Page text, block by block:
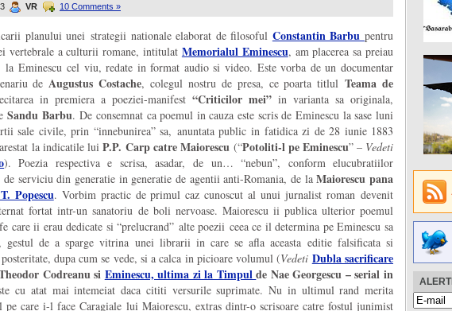
VR 10 Comments »
planului unei strategii nationale elaborat de filosoful Constantin Barbupentru
vertebrale a culturii romane, intitulat Memorialul Eminescu, am placerea sa preiau
Eminescu cel viu, redate in format audio si video. Este vorba de un documentar
de Augustus Costache, colegul nostru de presa, ce poarta titlulTeama de
in premiera a poeziei-manifest “Criticilor mei” in varianta sa originala,
Sandu Barbu. De consemnat ca poemul in cauza este scris de Eminescu la sase luni
sale civile, prin “innebunirea” sa, anuntata public in fatidica zi de 28 iunie 1883
la indicatile luiP.P. Carp catre Maiorescu (“Potoliti-l pe Eminescu” – Vedeti
). Poezia respectiva e scrisa, asadar, de un… “nebun”, conform elucubratiilor
serviciu din generatie in generatie de agentii anti-Romania, de laMaiorescu pana
Popescu. Vorbim practic de primul caz cunoscut al unui jurnalist roman devenit
fortat intr-un sanatoriu de boli nervoase. Maiorescu ii publica ulterior poemul
care ii erau dedicate si “prelucrand” alte poezii ceea ce il determina pe Eminescu sa
gestul de a sparge vitrina unei librarii in care se afla aceasta editie falsificata si
dupa cum se vede, si a calca in picioare volumul (Vedeti Dubla sacrificare
Codreanu si Eminescu, ultima zi la Timpulde Nae Georgescu – serial in
cu atat mai intemeiat daca cititi versurile suprimate. Nu in ultimul rand merita
pe care i-l face Caragiale lui Maiorescu, extras dintr-o scrisoare catre fostul junimist